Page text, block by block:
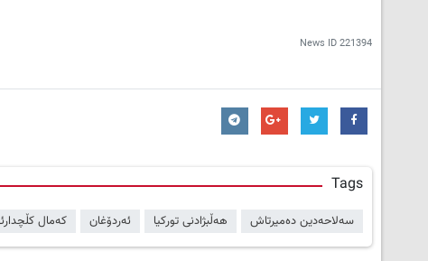
News ID221394
Tags
سەلاحەدین دەمیرتاش هەڵبژادنی تورکیا ئەردۆغان کەمال